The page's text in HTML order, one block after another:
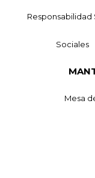
Responsabilidad
Sociales
Mesa